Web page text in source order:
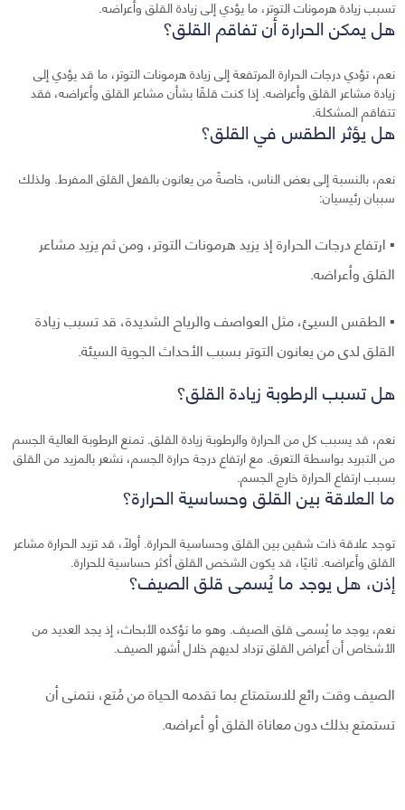
تسبب زيادة هرمونات التوتر، ما يؤدي إلى زيادة القلق وأعراضه.
هل يمكن الحرارة أن تفاقم القلق؟
نعم، تؤدي درجات الحرارة المرتفعة إلى زيادة هرمونات التوتر، ما قد يؤدي إلى
زيادة مشاعر القلق وأعراضه. إذا كنت قلقًا بشأن مشاعر القلق وأعراضه، فقد
تتفاقم المشكلة.
هل يؤثر الطقس في القلق؟
نعم، بالنسبة إلى بعض الناس، خاصةً من يعانون بالفعل القلق المفرط. ولذلك
سببان رئيسيان:
▪︎ ارتفاع درجات الحرارة إذ يزيد هرمونات التوتر، ومن ثم يزيد مشاعر
القلق وأعراضه.
▪︎ الطقس السيئ، مثل العواصف والرياح الشديدة، قد تسبب زيادة
القلق لدى من يعانون التوتر بسبب الأحداث الجوية السيئة.
هل تسبب الرطوبة زيادة القلق؟
نعم، قد يسبب كل من الحرارة والرطوبة زيادة القلق. تمنع الرطوبة العالية الجسم
من التبريد بواسطة التعرق. مع ارتفاع درجة حرارة الجسم، نشعر بالمزيد من القلق
بسبب ارتفاع الحرارة خارج الجسم.
ما العلاقة بين القلق وحساسية الحرارة؟
توجد علاقة ذات شقين بين القلق وحساسية الحرارة. أولًا، قد تزيد الحرارة مشاعر
القلق وأعراضه. ثانيًا، قد يكون الشخص القلق أكثر حساسية للحرارة.
إذن، هل يوجد ما يُسمى قلق الصيف؟
نعم، يوجد ما يُسمى قلق الصيف. وهو ما تؤكده الأبحاث، إذ يجد العديد من
الأشخاص أن أعراض القلق تزداد لديهم خلال أشهر الصيف.
الصيف وقت رائع للاستمتاع بما تقدمه الحياة من مُتع، نتمنى أن
تستمتع بذلك دون معاناة القلق أو أعراضه.